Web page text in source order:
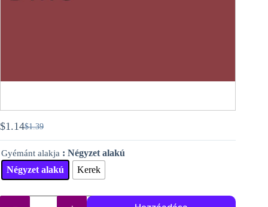
$1.39
Original
price
was:
$1.39.
$1.14Current
price
is:
$1.14.
Gyémánt alakja : Négyzet alakú
Négyzet alakú
Kerek
DMC